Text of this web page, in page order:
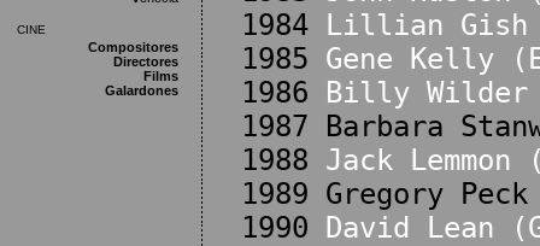
CINE
Compositores
Directores
Films
Galardones
1984
Lillian Gish
1985 Gene Kelly
1986
Billy Wilder
1987 Barbara
1988 Jack
1989 Gregory
1990
David Lean